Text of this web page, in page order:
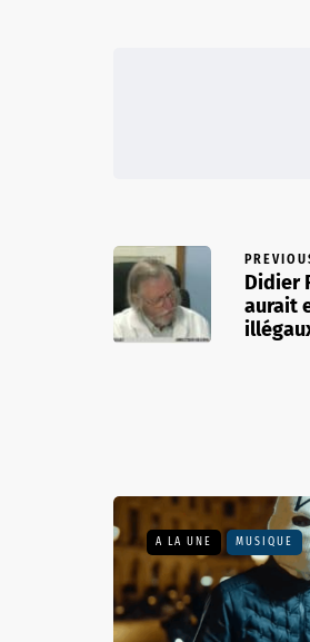
Didier
aurait
A LA UNE MUSIQUE